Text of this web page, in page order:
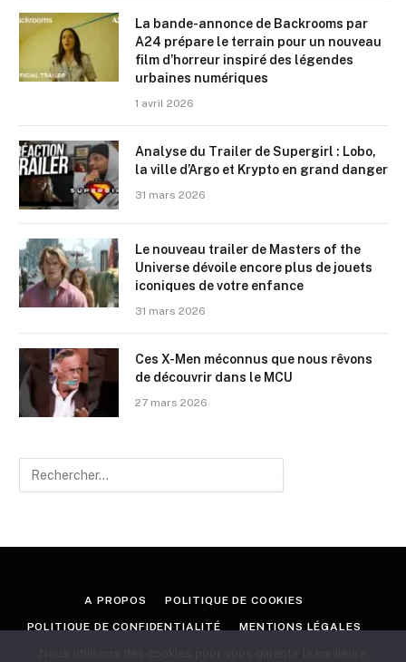
La bande-annonce de Backrooms par
A24 prépare le terrain pour un nouveau
film d’horreur inspiré des légendes
urbaines numériques
1 avril 2026
Analyse du Trailer de Supergirl : Lobo,
la ville d’Argo et Krypto en grand danger
31 mars 2026
Le nouveau trailer de Masters of the
Universe dévoile encore plus de jouets
iconiques de votre enfance
31 mars 2026
Ces X-Men méconnus que nous rêvons
de découvrir dans le MCU
27 mars 2026
A PROPOS POLITIQUE DE COOKIES
POLITIQUE DE CONFIDENTIALITÉ MENTIONS LÉGALES